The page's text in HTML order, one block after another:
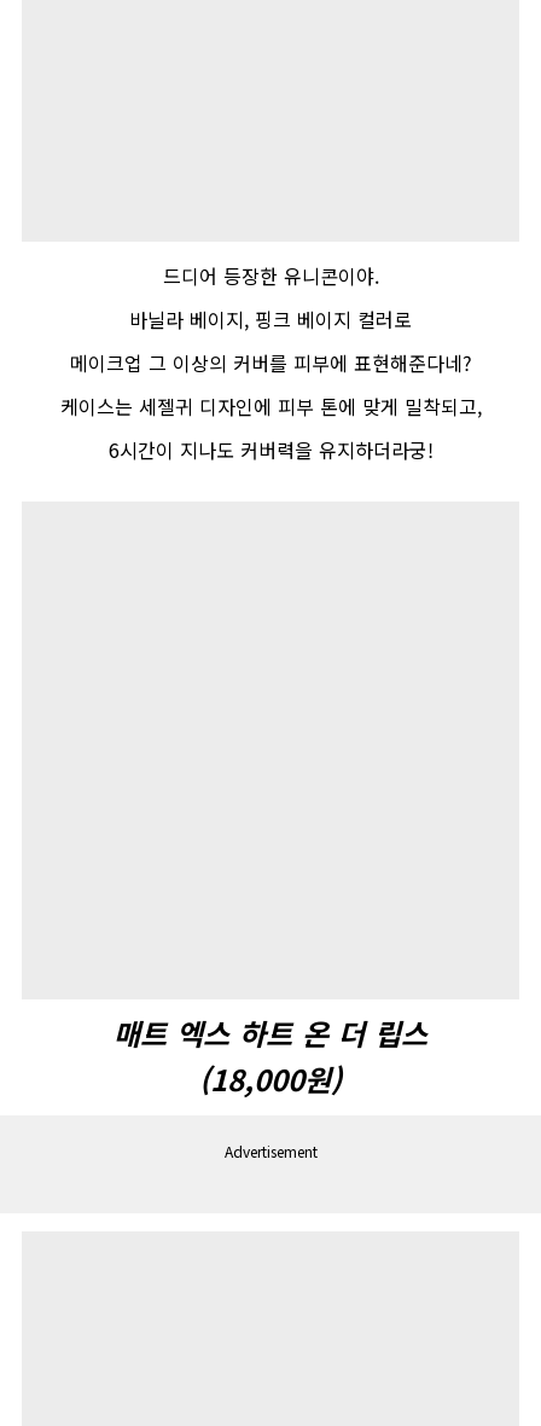
드디어 등장한 유니콘이야.
바닐라 베이지, 핑크 베이지 컬러로
메이크업 그 이상의 커버를 피부에 표현해준다네?
케이스는 세젤귀 디자인에 피부 톤에 맞게 밀착되고,
6시간이 지나도 커버력을 유지하더라궁!
매트 엑스 하트 온 더 립스
(18,000원)
Advertisement